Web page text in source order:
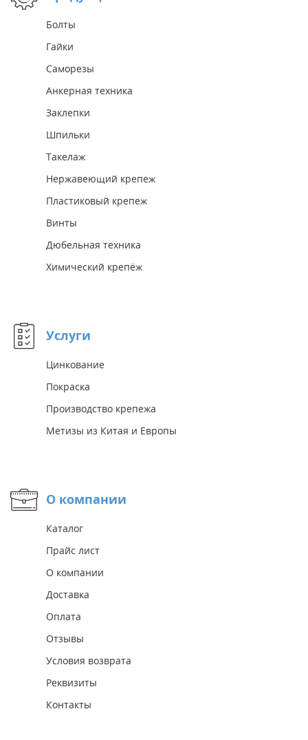
Болты
Гайки
Саморезы
Анкерная техника
Заклепки
Шпильки
Такелаж
Нержавеющий крепеж
Пластиковый крепеж
Винты
Дюбельная техника
Химический крепёж
Услуги
Цинкование
Покраска
Производство крепежа
Метизы из Китая и Европы
О компании
Каталог
Прайс лист
О компании
Доставка
Оплата
Отзывы
Условия возврата
Реквизиты
Контакты